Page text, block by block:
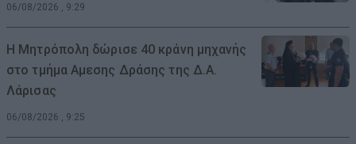
06/08/2026 , 9:29
Η Μητρόπολη δώρισε 40 κράνη μηχανής
στο τμήμα Αμεσης Δράσης της Δ.Α.
Λάρισας
06/08/2026 , 9:25